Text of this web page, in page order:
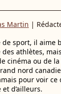
Martin |
de sport, il aime
des athlètes,
cinéma ou de
nord
pour voir ce
d’ailleurs.